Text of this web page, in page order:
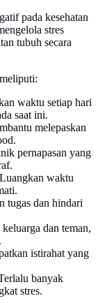
pada kesehatan
stres
tubuh secara
waktu setiap hari
saat ini.
melepaskan
pernapasan yang
waktu
tugas dan hindari
dan teman,
istirahat yang
banyak
stres.